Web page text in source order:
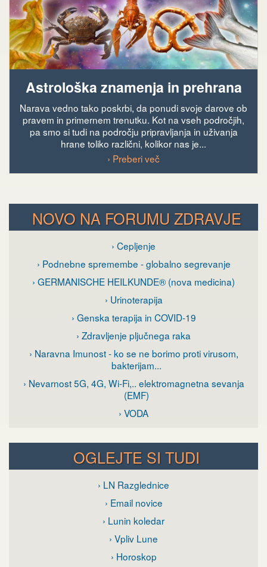
Astrološka znamenja in prehrana
Narava vedno tako poskrbi, da ponudi svoje darove ob
pravem in primernem trenutku. Kot na vseh področjih,
pa smo si tudi na področju pripravljanja in uživanja
hrane toliko različni, kolikor nas je...
› Preberi več
NOVO NA FORUMU ZDRAVJE
› Cepljenje
› Podnebne spremembe - globalno segrevanje
› GERMANISCHE HEILKUNDE® (nova medicina)
› Urinoterapija
› Genska terapija in COVID-19
› Zdravljenje pljučnega raka
› Naravna Imunost - ko se ne borimo proti virusom,
bakterijam...
› Nevarnost 5G, 4G, Wi-Fi,.. elektromagnetna sevanja
(EMF)
› VODA
OGLEJTE SI TUDI
› LN Razglednice
› Email novice
› Lunin koledar
› Vpliv Lune
› Horoskop